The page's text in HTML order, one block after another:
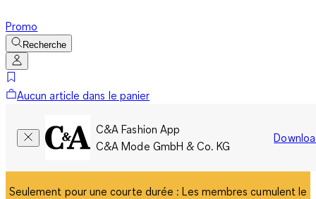
Promo
Recherche
Aucun article dans le panier
C&A Fashion App
C&A Mode GmbH & Co. KG
Seulement pour une courte durée : Les membres cumulent le